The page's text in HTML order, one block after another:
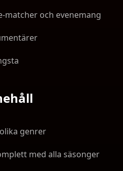
matcher och evenemang
genrer
med alla säsonger